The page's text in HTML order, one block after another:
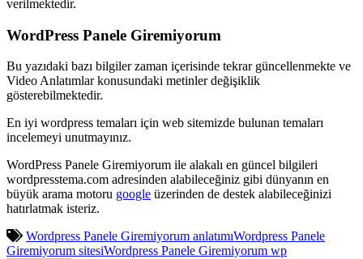
verilmektedir.
WordPress Panele Giremiyorum
Bu yazıdaki bazı bilgiler zaman içerisinde tekrar güncellenmekte ve
Video Anlatımlar konusundaki metinler değişiklik
gösterebilmektedir.
En iyi wordpress temaları için web sitemizde bulunan temaları
incelemeyi unutmayınız.
WordPress Panele Giremiyorum ile alakalı en güncel bilgileri
wordpresstema.com adresinden alabileceğiniz gibi dünyanın en
büyük arama motoru google üzerinden de destek alabileceğinizi
hatırlatmak isteriz.
Wordpress Panele Giremiyorum anlatımıWordpress Panele
Giremiyorum sitesiWordpress Panele Giremiyorum wp